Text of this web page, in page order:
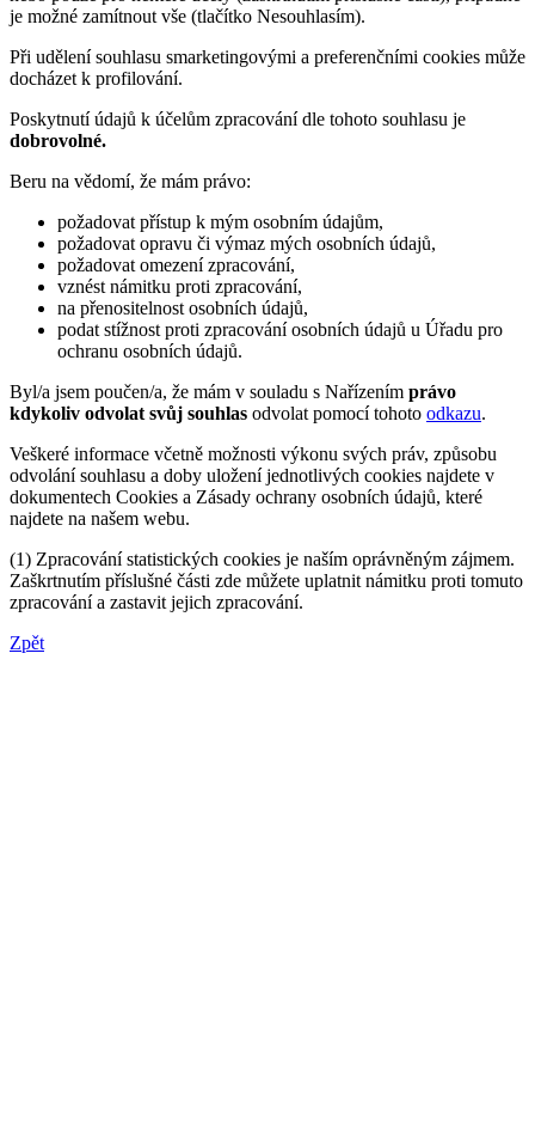
je možné zamítnout vše (tlačítko Nesouhlasím).
Při udělení souhlasu smarketingovými a preferenčními cookies může
docházet k profilování.
Poskytnutí údajů k účelům zpracování dle tohoto souhlasu je
dobrovolné.
Beru na vědomí, že mám právo:
požadovat přístup k mým osobním údajům,
požadovat opravu či výmaz mých osobních údajů,
požadovat omezení zpracování,
vznést námitku proti zpracování,
na přenositelnost osobních údajů,
podat stížnost proti zpracování osobních údajů u Úřadu pro
ochranu osobních údajů.
Byl/a jsem poučen/a, že mám v souladu s Nařízením právo
kdykoliv odvolat svůj souhlas odvolat pomocí tohoto odkazu.
Veškeré informace včetně možnosti výkonu svých práv, způsobu
odvolání souhlasu a doby uložení jednotlivých cookies najdete v
dokumentech Cookies a Zásady ochrany osobních údajů, které
najdete na našem webu.
(1) Zpracování statistických cookies je naším oprávněným zájmem.
Zaškrtnutím příslušné části zde můžete uplatnit námitku proti tomuto
zpracování a zastavit jejich zpracování.
Zpět